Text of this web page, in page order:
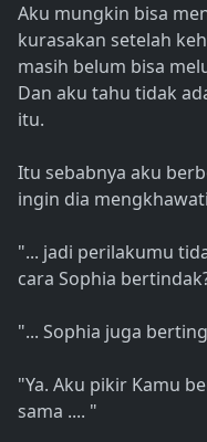
Aku mungkin bisa
kurasakan setelah
masih belum bisa
Dan aku tahu tidak
itu.
Itu sebabnya aku
ingin dia
"... jadi perilakumu
cara Sophia
"... Sophia juga
"Ya. Aku pikir Kamu
sama .... "